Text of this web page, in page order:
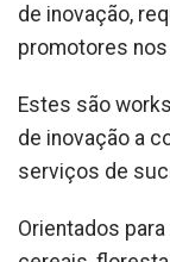
de inovação,
promotores
Estes são
de inovação a
serviços de
Orientados